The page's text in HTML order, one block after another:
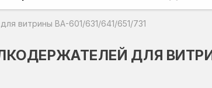
витрины ВА-601/631/641/651/731
ДЛЯ